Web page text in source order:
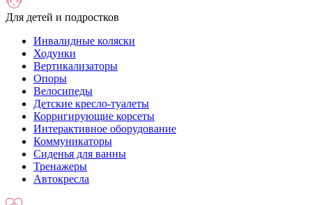
Для детей и подростков
Инвалидные коляски
Ходунки
Вертикализаторы
Опоры
Велосипеды
Детские кресло-туалеты
Корригирующие корсеты
Интерактивное оборудование
Коммуникаторы
Сиденья для ванны
Тренажеры
Автокресла